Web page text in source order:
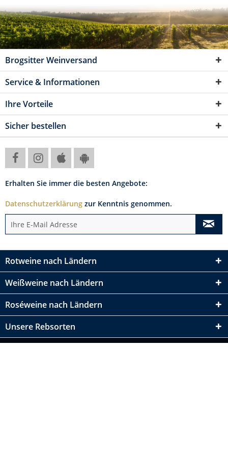
Brogsitter Weinversand
Service & Informationen
Ihre Vorteile
Sicher bestellen
Erhalten Sie immer die besten Angebote:
Datenschutzerklärung zur Kenntnis genommen.
Rotweine nach Ländern
Weißweine nach Ländern
Roséweine nach Ländern
Unsere Rebsorten